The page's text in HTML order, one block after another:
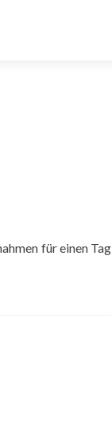
für einen Tag